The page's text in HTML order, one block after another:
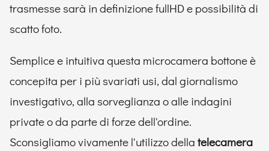
trasmesse sarà in definizione fullHD e possibilità di
scatto foto.
Semplice e intuitiva questa microcamera bottone è
concepita per i più svariati usi, dal giornalismo
investigativo, alla sorveglianza o alle indagini
private o da parte di forze dell'ordine.
Sconsigliamo vivamente l'utilizzo della telecamera